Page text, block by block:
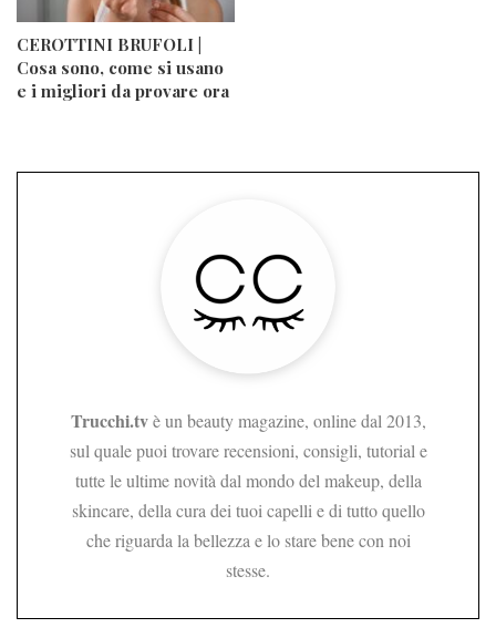
CEROTTINI BRUFOLI |
Cosa sono, come si usano
e i migliori da provare ora
Trucchi.tvè un beauty magazine, online dal 2013,
sul quale puoi trovare recensioni, consigli, tutorial e
tutte le ultime novità dal mondo del makeup, della
skincare, della cura dei tuoi capelli e di tutto quello
che riguarda la bellezza e lo stare bene con noi
stesse.